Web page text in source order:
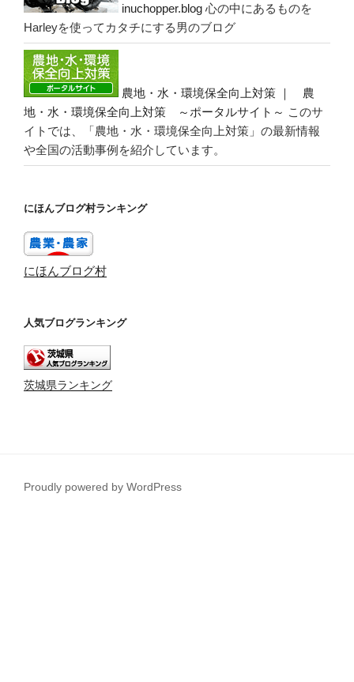
inuchopper.blog 心の中にあるものを
Harleyを使ってカタチにする男のブログ
農地・水・環境保全向上対策 ｜ 農
地・水・環境保全向上対策 ～ポータルサイト～ このサ
イトでは、「農地・水・環境保全向上対策」の最新情報
や全国の活動事例を紹介しています。
にほんブログ村ランキング
にほんブログ村
人気ブログランキング
茨城県ランキング
Proudly powered by WordPress